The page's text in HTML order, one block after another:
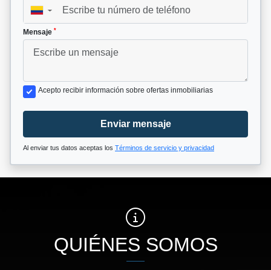
▼
Mensaje *
Acepto recibir información sobre ofertas inmobiliarias
Enviar mensaje
Al enviar tus datos aceptas los Términos de servicio y privacidad
QUIÉNES SOMOS